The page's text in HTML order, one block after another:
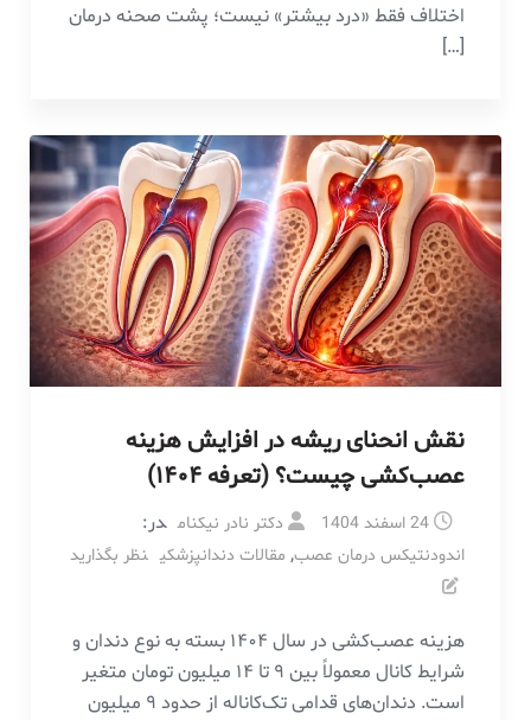
اختلاف فقط «درد بیشتر» نیست؛ پشت صحنه درمان
[…]
نقش انحنای ریشه در افزایش هزینه
عصب‌کشی چیست؟ (تعرفه ۱۴۰۴)
24 اسفند 1404 دکتر نادر نیکنام در:
اندودنتیکس درمان عصب, مقالات دندانپزشکی نظر بگذارید
هزینه عصب‌کشی در سال ۱۴۰۴ بسته به نوع دندان و
شرایط کانال معمولاً بین ۹ تا ۱۴ میلیون تومان متغیر
است. دندان‌های قدامی تک‌کاناله از حدود ۹ میلیون